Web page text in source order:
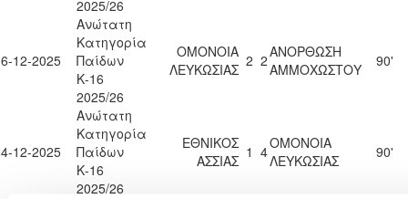
2025/26
12-2025
Ανώτατη
Κατηγορία
Παίδων
Κ-16
2025/26
ΟΜΟΝΟΙΑ
ΛΕΥΚΩΣΙΑΣ 2 2ΑΝΟΡΘΩΣΗ
ΑΜΜΟΧΩΣΤΟΥ
90'
12-2025
Ανώτατη
Κατηγορία
Παίδων
Κ-16
2025/26
ΕΘΝΙΚΟΣ
ΑΣΣΙΑΣ 1 4ΟΜΟΝΟΙΑ
ΛΕΥΚΩΣΙΑΣ
90'